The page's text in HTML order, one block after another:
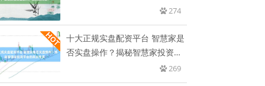
274
十大正规实盘配资平台 智慧家是
否实盘操作？揭秘智慧家投资平
269